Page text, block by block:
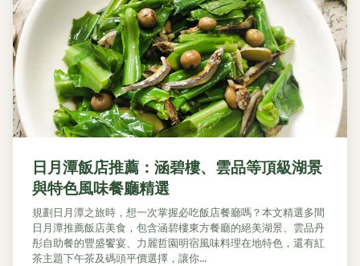
日月潭飯店推薦：涵碧樓、雲品等頂級湖景
與特色風味餐廳精選
規劃日月潭之旅時，想一次掌握必吃飯店餐廳嗎？本文精選多間
日月潭推薦飯店美食，包含涵碧樓東方餐廳的絕美湖景、雲品丹
彤自助餐的豐盛饗宴、力麗哲園明宿風味料理在地特色，還有紅
茶主題下午茶及碼頭平價選擇，讓你...